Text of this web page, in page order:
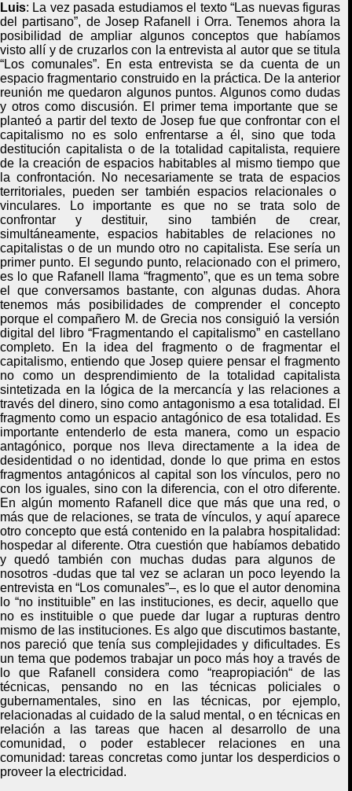
Luis: La vez pasada estudiamosel texto “Las nuevas figuras
del partisano”, deJosep Rafanell i Orra. Tenemos ahora la
posibilidad de ampliar algunos conceptos que habíamos
visto allí y de cruzarloscon la entrevistaal autorque se titula
“Los comunales”. En esta entrevista se da cuenta de un
espacio fragmentario construidoen la práctica. De la anterior
reunión me quedaron algunos puntos. Algunoscomo dudas
y otros como discusión. E l primer tema importante que se
planteó a partir del texto de Josep fueque confrontar con el
capitalismo no es solo enfrentarse a él , sino que toda
destitución capitalista o de la totalidad capitalista, requiere
de la creación de espacios habitablesal mismo tiempo que
la confrontación. No necesariamentese trata de espacios
territoriales, pueden ser también espacios relacionales o
vinculares. Lo importante es queno se trata solo de
confrontar y destituir, sino también de crear,
simultáneamente, espacios habitables de relaciones no
capitalistas o de un mundo otro no capitalista. Ese sería un
primer punto. El segundopunto, relacionado con el primero,
es lo que Rafanell llama “fragmento”, que es un tema sobre
el queconversamos bastante, con algunas dudas. Ahora
tenemos más posibilidades de comprender el concepto
porque el compañero M. de Grecia nos consiguió la versión
digital del libro “Fragmentando el capitalismo” en castellano
completo.
En la idea del fragmento o de fragmentar el
capitalismo, entiendo queJosep quiere pensar el fragmento
no como un desprendimiento de la totalidad capitalista
sintetizada en la lógica de la mercancía y las relaciones a
través del dinero, sino como antagonismo a esa totalidad. El
fragmento como un espacio antagónico de esa totalidad. Es
importante entenderlo de esta manera, como un espacio
antagónico, porque nos lleva directamente a la idea de
desidentidad o no identidad, donde lo que prima en estos
fragmentos antagónicos al capital son los vínculos, pero no
con los iguales, sino con la diferencia, con el otro diferente.
En algún momento Rafanell dice que más que una red, o
más que de relaciones, se trata de vínculos, y aquí aparece
otro concepto que está contenido en la palabra hospitalidad:
hospedar al diferente.Otra cuestión que habíamos debatido
y quedó también con muchas dudas para algunos de
nosotros-dudasquetal vez se aclaran un pocoleyendo la
entrevista en “Los comunales”–, es lo que el autor denomina
lo“no instituible”en las instituciones, es decir, aquello que
no es instituible o que puede dar lugar a rupturas dentro
mismo de las instituciones. Es algo que discutimos bastante,
nos pareció que tenía sus complejidades y dificultades. Es
un tema quepodemos trabajar un poco más hoy a través de
lo que
Rafanell considera como “reapropiación“ de las
técnicas, pensando no en las técnicas policiales o
gubernamentales, sino en las técnicas, por ejemplo,
relacionadas al cuidado de la salud mental , o en técnicas en
relación a las tareas que hacen al desarrollo de una
comunidad, o poder establecer relaciones en una
comunidad: tareas concretas como juntar los desperdicios o
proveer la electricidad.